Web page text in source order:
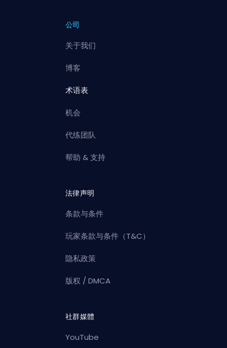
公司
关于我们
博客
术语表
机会
代练团队
帮助 & 支持
法律声明
条款与条件
玩家条款与条件（T&C）
隐私政策
版权 / DMCA
社群媒體
YouTube